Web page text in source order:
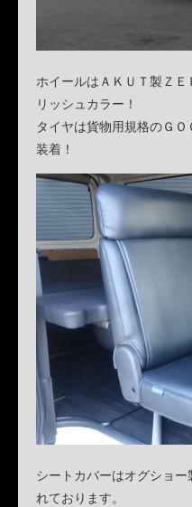
ホイールはＡＫＵＴ製Ｚ
リッシュカラー！
タイヤは貨物用規格のＧ
装着！
シートカバーはオグショ
れております。